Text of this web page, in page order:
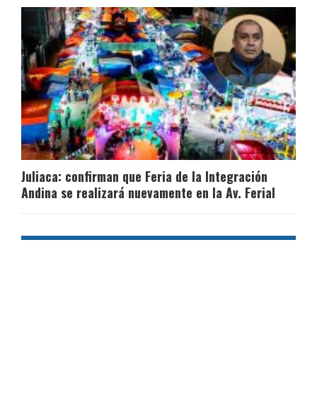
Juliaca: confirman que Feria de la Integración
Andina se realizará nuevamente en la Av. Ferial